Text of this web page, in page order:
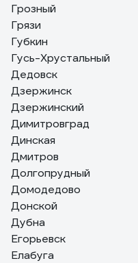
Грозный
Грязи
Губкин
Гусь-Хрустальный
Дедовск
Дзержинск
Дзержинский
Димитровград
Динская
Дмитров
Долгопрудный
Домодедово
Донской
Дубна
Егорьевск
Елабуга